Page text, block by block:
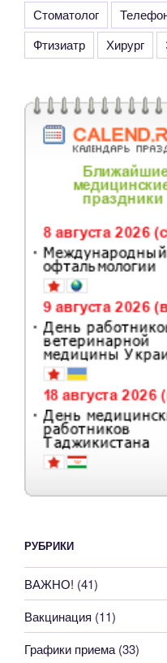
Стоматолог
Фтизиатр
Хирург
РУБРИКИ
ВАЖНО! (41)
Вакцинация (11)
Графики приема (33)